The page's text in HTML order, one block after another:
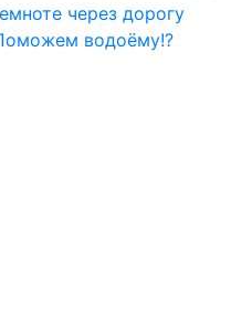
через дорогу
водоёму!?